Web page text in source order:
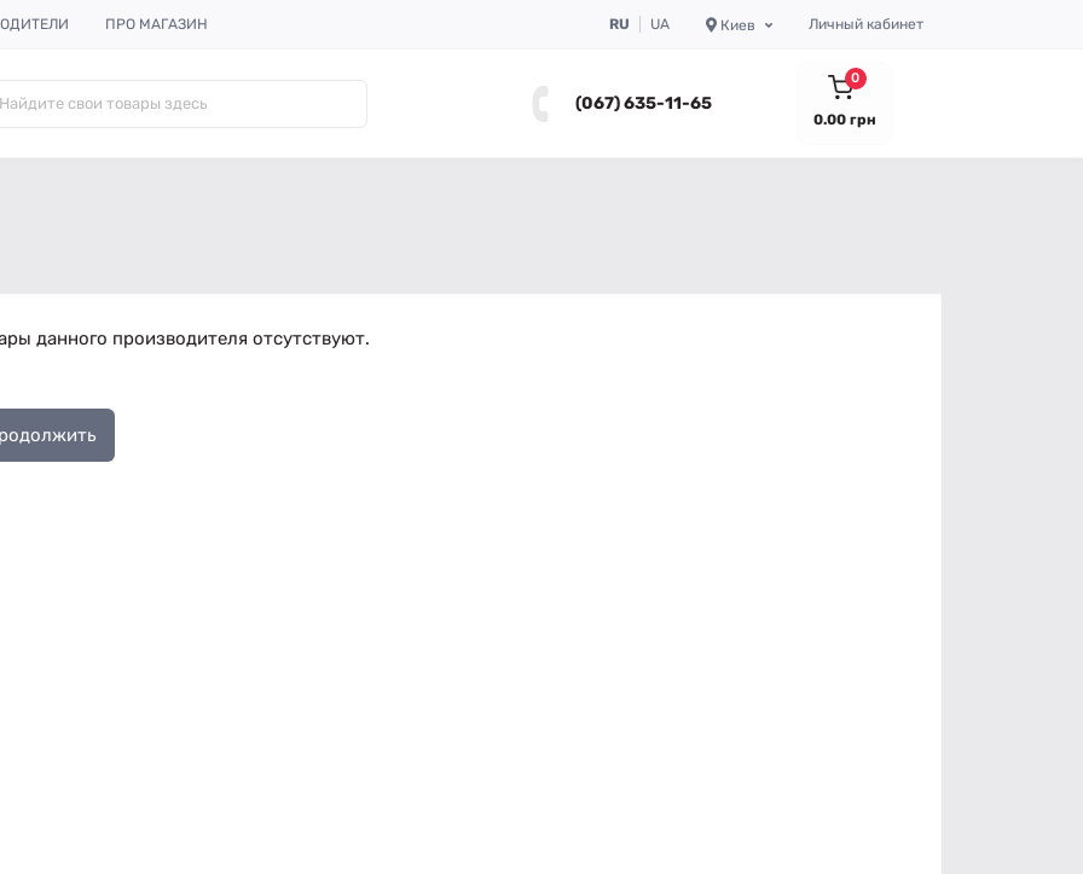
ПРО МАГАЗИН RU UA Киев Личный кабинет
(067) 635-11-65
0
0.00 грн
данного производителя отсутствуют.